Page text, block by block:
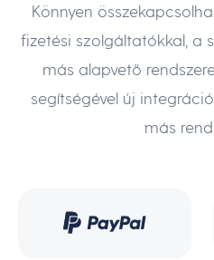
Könnyen
fizetési szolgáltatókkal, a
más alapvető
segítségével új
más